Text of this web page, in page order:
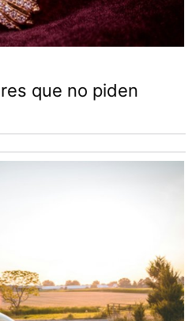
que no piden